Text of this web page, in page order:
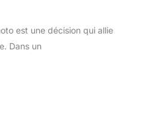
est une décision qui allie
Dans un